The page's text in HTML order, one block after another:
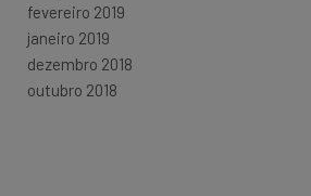
fevereiro 2019
janeiro 2019
dezembro 2018
outubro 2018